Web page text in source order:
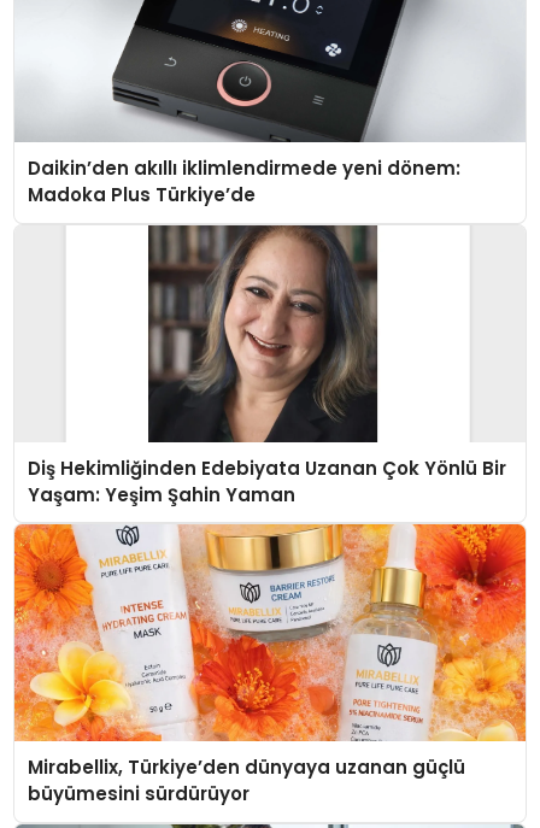
Daikin’den akıllı iklimlendirmede yeni dönem:
Madoka Plus Türkiye’de
Diş Hekimliğinden Edebiyata Uzanan Çok Yönlü Bir
Yaşam: Yeşim Şahin Yaman
Mirabellix, Türkiye’den dünyaya uzanan güçlü
büyümesini sürdürüyor